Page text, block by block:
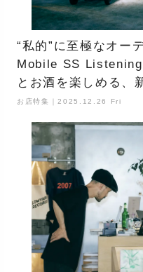
“私的”に至極なオー
Mobile SS Listening
とお酒を楽しめる、
お店特集｜2025.12.26 Fri